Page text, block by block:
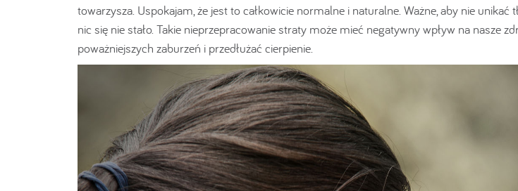
towarzysza. Uspokajam, że jest to całkowicie normalne i naturalne. Ważne, aby nie unikać
nic się nie stało. Takie nieprzepracowanie straty może mieć negatywny wpływ na nasze
poważniejszych zaburzeń i przedłużać cierpienie.